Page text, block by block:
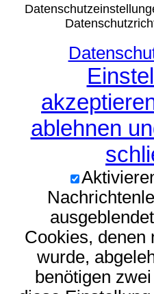
ablehnen
Cookies, denen
wurde,
benötigen